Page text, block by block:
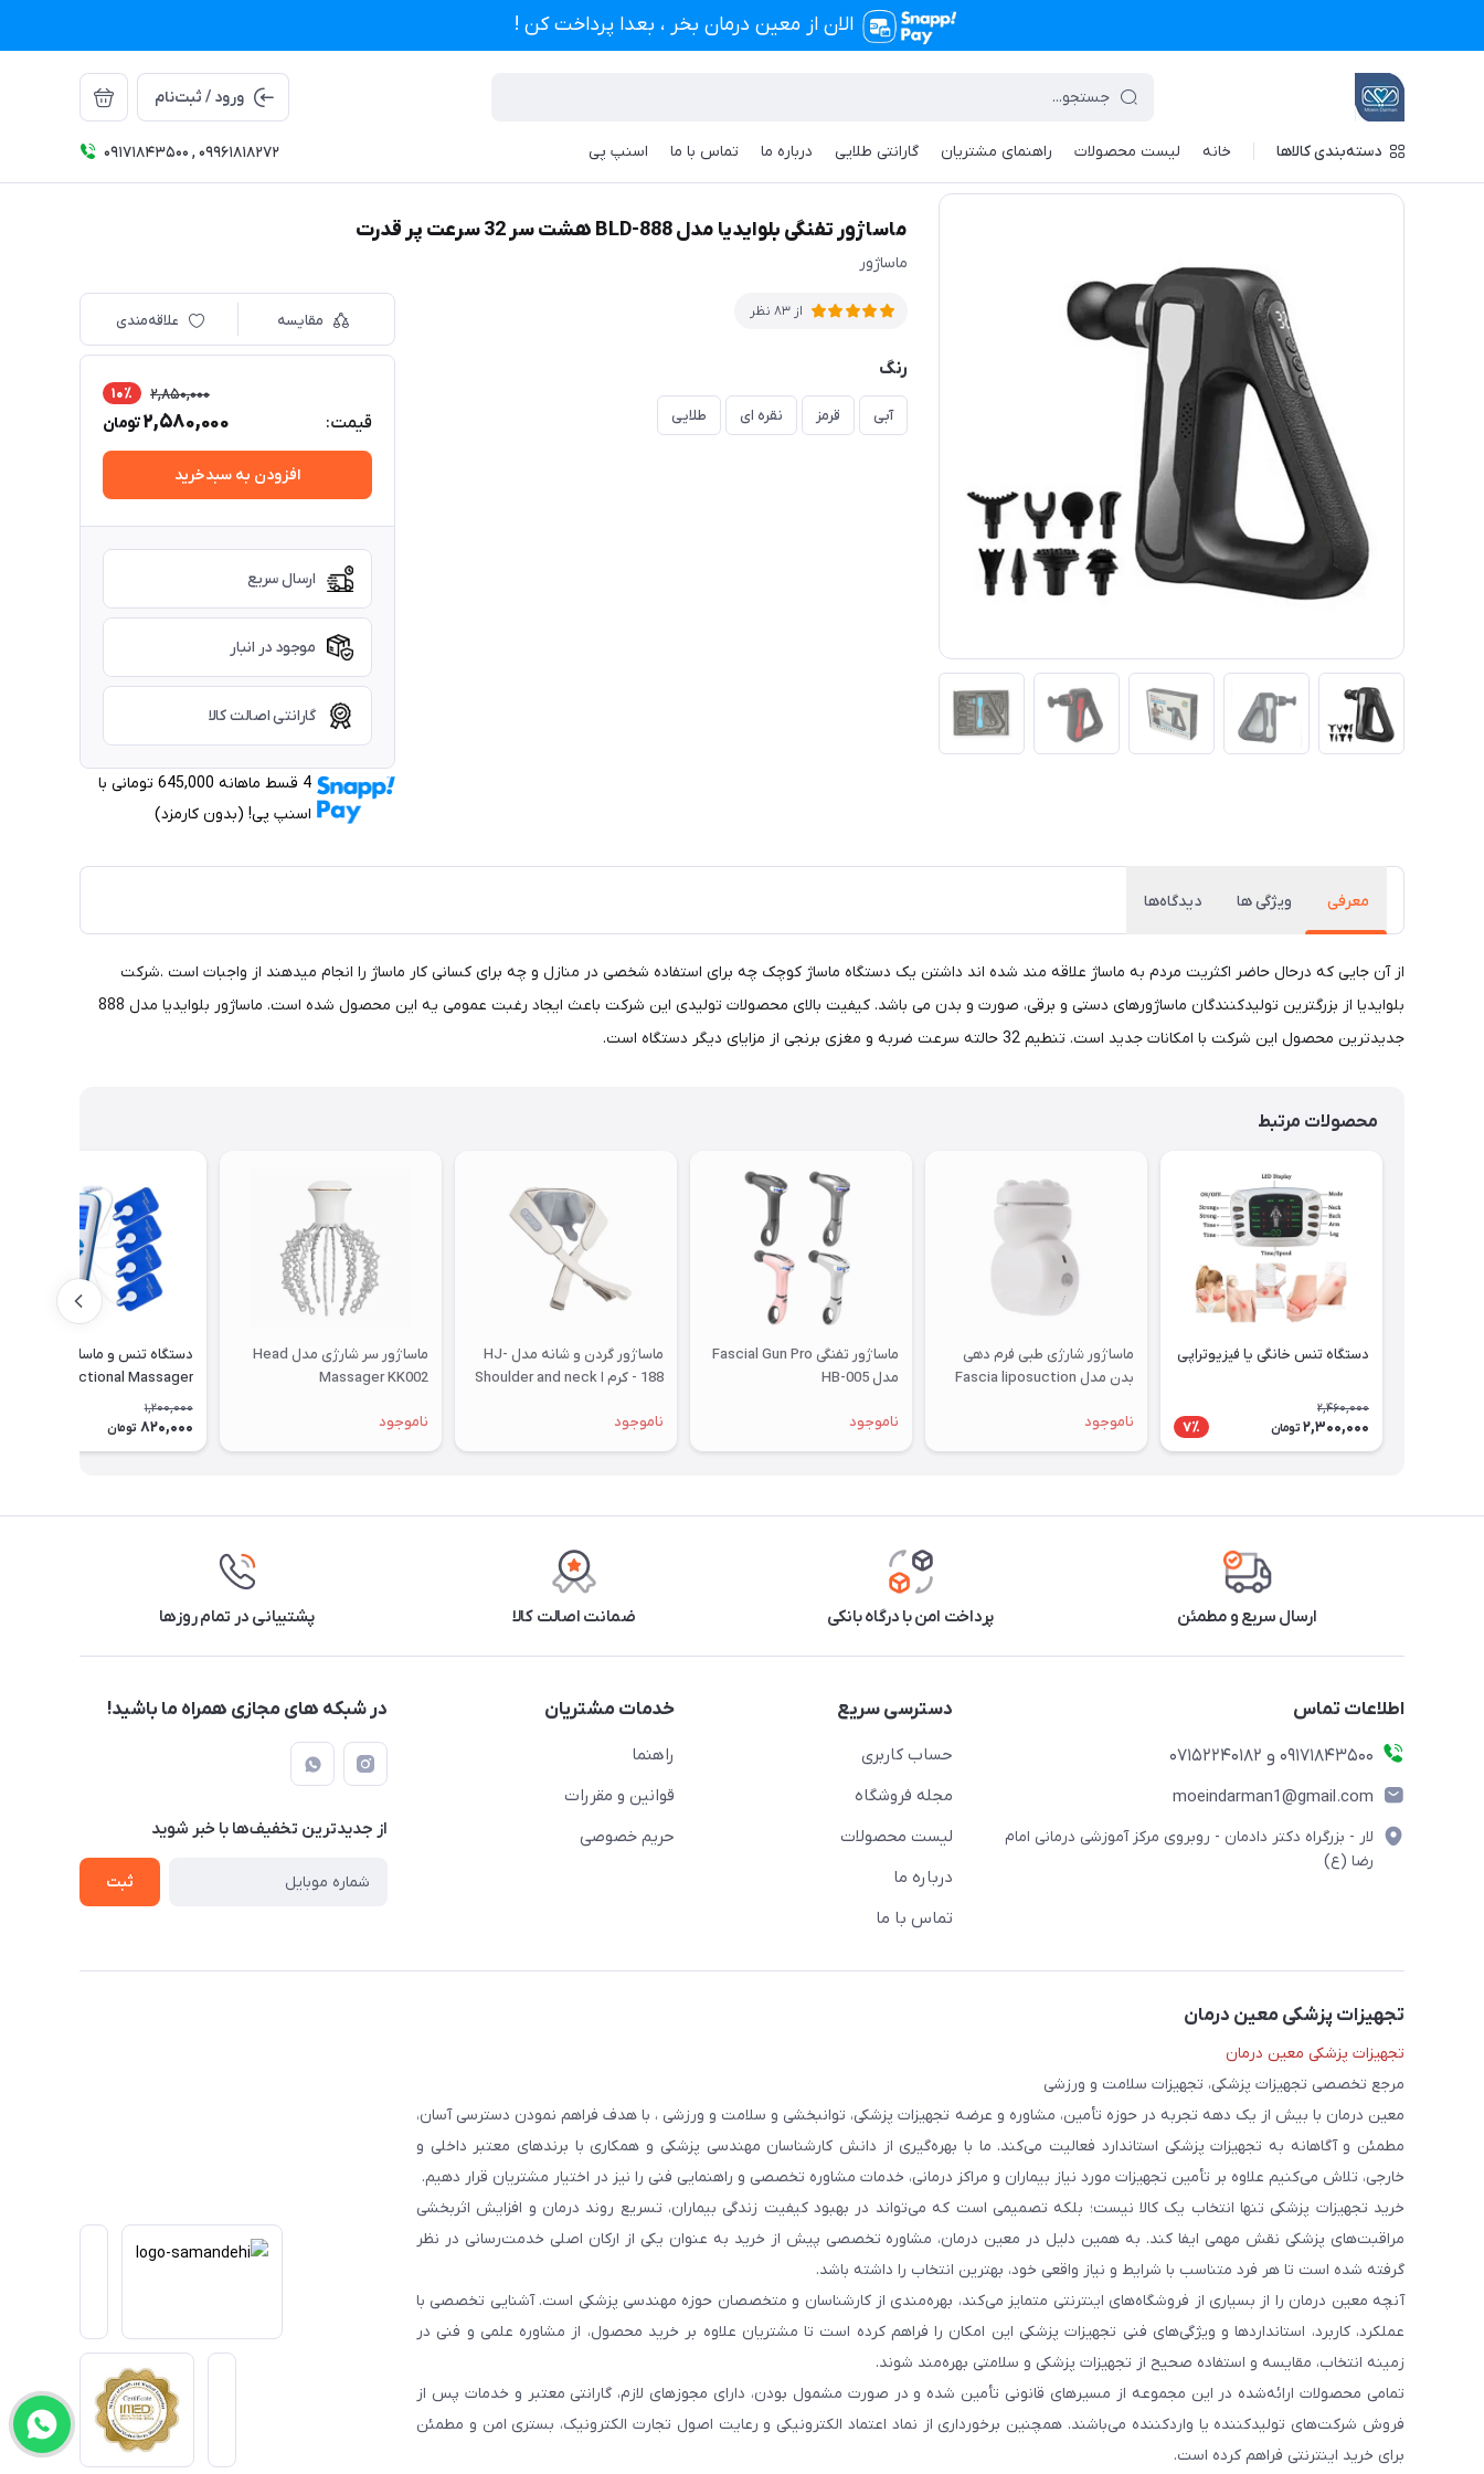
الان از معین درمان بخر ، بعدا پرداخت کن !
ورود / ثبت‌نام
دسته‌بندی کالاها خانه لیست محصولات راهنمای مشتریان گارانتی طلایی درباره ما تماس با ما اسنپ پی 09171843500 , 09961818272 تجهیزات پزشکی معین درمان / فهرست محصولات / ماساژور تفنگی بلوایدیا مدل BLD-888 هشت سر 32 سرعت پر قدرت
ماساژور تفنگی بلوایدیا مدل BLD-888 هشت سر 32 سرعت پر قدرت
ماساژور
از 83 نظر
رنگ
آبی قرمز نقره ای طلایی
مقایسه علاقه‌مندی
قیمت:
2,850,000 10٪
2,580,000تومان
افزودن به سبدخرید
ارسال سریع
موجود در انبار
گارانتی اصالت کالا
4 قسط ماهانه 645,000 تومانی با
اسنپ ‌پی! (بدون کارمزد)
معرفی ویژگی ها دیدگاه‌ها
از آن جایی که درحال حاضر اکثریت مردم به ماساژ علاقه مند شده اند داشتن یک دستگاه ماساژ کوچک چه برای استفاده شخصی در منازل و چه برای کسانی کار ماساژ را انجام میدهند از واجبات است .شرکت
بلوایدیا از بزرگترین تولیدکنندگان ماساژورهای دستی و برقی، صورت و بدن می باشد. کیفیت بالای محصولات تولیدی این شرکت باعث ایجاد رغبت عمومی یه این محصول شده است. ماساژور بلوایدیا مدل 888
جدیدترین محصول این شرکت با امکانات جدید است. تنطیم 32 حالته سرعت ضربه و مغزی برنجی از مزایای دیگر دستگاه است.
محصولات مرتبط
دستگاه تنس خانگی یا فیزیوتراپی
2,460,000
2,300,000 تومان 7٪
ماساژور شارژی طبی فرم دهی
بدن مدل Fascia liposuction
ناموجود
ماساژور تفنگی Fascial Gun Pro
مدل HB-005
ناموجود
ماساژور گردن و شانه مدل HJ-
188 - کرم ا Shoulder and neck
ناموجود
ماساژور سر شارژی مدل Head
Massager KK002
ناموجود
دستگاه تنس و ماساژ چندکاره
Multifunctional Massager
moblie-Gym
1,200,000
820,000 تومان
ارسال سریع و مطمئن پرداخت امن با درگاه بانکی ضمانت اصالت کالا پشتیبانی در تمام روزها
اطلاعات تماس
09171843500 و 07152240182
moeindarman1@gmail.com
لار - بزرگراه دکتر دادمان - روبروی مرکز آموزشی درمانی امام
رضا (ع)
دسترسی سریع
حساب کاربری
مجله فروشگاه
لیست محصولات
درباره ما
تماس با ما
خدمات مشتریان
راهنما
قوانین و مقررات
حریم خصوصی
در شبکه های مجازی همراه ما باشید!
از جدید‌ترین تخفیف‌ها با‌ خبر شوید
ثبت
تجهیزات پزشکی معین درمان
تجهیزات پزشکی معین درمان
مرجع تخصصی تجهیزات پزشکی، تجهیزات سلامت و ورزشی
معین درمان با بیش از یک دهه تجربه در حوزه تأمین، مشاوره و عرضه تجهیزات پزشکی، توانبخشی و سلامت و ورزشی ، با هدف فراهم نمودن دسترسی آسان،
مطمئن و آگاهانه به تجهیزات پزشکی استاندارد فعالیت می‌کند. ما با بهره‌گیری از دانش کارشناسان مهندسی پزشکی و همکاری با برندهای معتبر داخلی و
خارجی، تلاش می‌کنیم علاوه بر تأمین تجهیزات مورد نیاز بیماران و مراکز درمانی، خدمات مشاوره تخصصی و راهنمایی فنی را نیز در اختیار مشتریان قرار دهیم.
خرید تجهیزات پزشکی تنها انتخاب یک کالا نیست؛ بلکه تصمیمی است که می‌تواند در بهبود کیفیت زندگی بیماران، تسریع روند درمان و افزایش اثربخشی
مراقبت‌های پزشکی نقش مهمی ایفا کند. به همین دلیل در معین درمان، مشاوره تخصصی پیش از خرید به عنوان یکی از ارکان اصلی خدمت‌رسانی در نظر
گرفته شده است تا هر فرد متناسب با شرایط و نیاز واقعی خود، بهترین انتخاب را داشته باشد.
آنچه معین درمان را از بسیاری از فروشگاه‌های اینترنتی متمایز می‌کند، بهره‌مندی از کارشناسان و متخصصان حوزه مهندسی پزشکی است. آشنایی تخصصی با
عملکرد، کاربرد، استانداردها و ویژگی‌های فنی تجهیزات پزشکی این امکان را فراهم کرده است تا مشتریان علاوه بر خرید محصول، از مشاوره علمی و فنی در
زمینه انتخاب، مقایسه و استفاده صحیح از تجهیزات پزشکی و سلامتی بهره‌مند شوند.
تمامی محصولات ارائه‌شده در این مجموعه از مسیرهای قانونی تأمین شده و در صورت مشمول بودن، دارای مجوزهای لازم، گارانتی معتبر و خدمات پس از
فروش شرکت‌های تولیدکننده یا واردکننده می‌باشند. همچنین برخورداری از نماد اعتماد الکترونیکی و رعایت اصول تجارت الکترونیک، بستری امن و مطمئن
برای خرید اینترنتی فراهم کرده است.